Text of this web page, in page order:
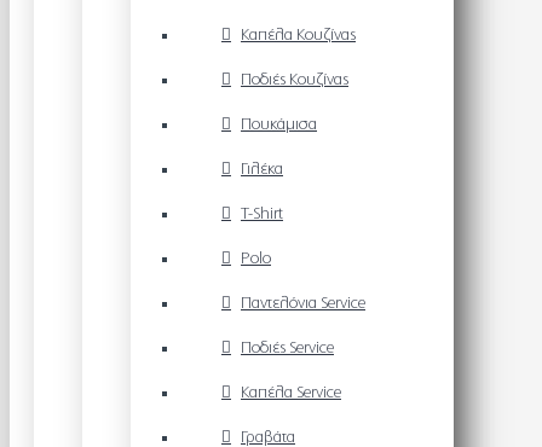
Καπέλα Κουζίνας
Ποδιές Κουζίνας
Πουκάμισα
Γιλέκα
T-Shirt
Polo
Παντελόνια Service
Ποδιές Service
Καπέλα Service
Γραβάτα